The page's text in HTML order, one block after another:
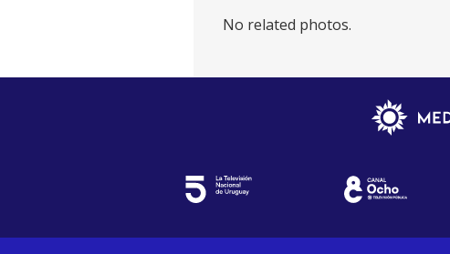
No related photos.